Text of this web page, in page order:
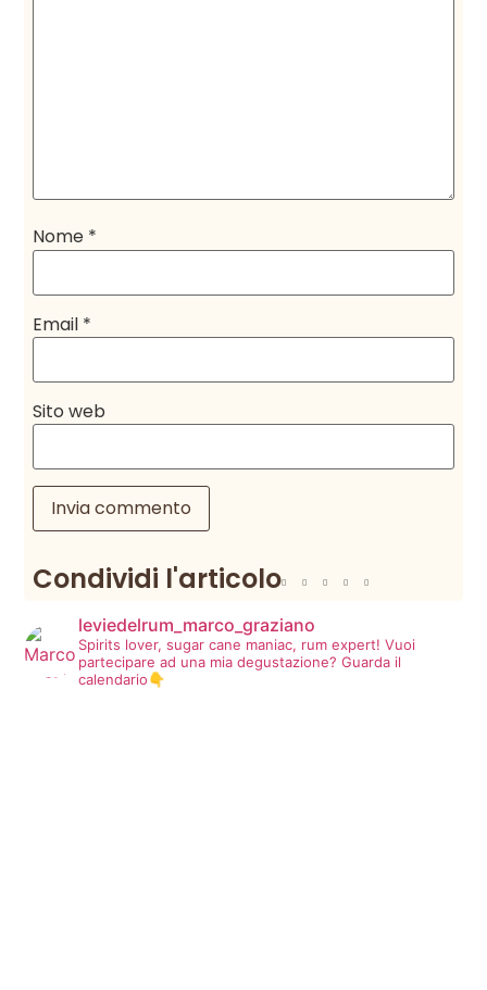
Nome *
Email *
Sito web
Condividi l'articolo
leviedelrum_marco_graziano
Spirits lover, sugar cane maniac, rum expert! Vuoi
partecipare ad una mia degustazione? Guarda il
calendario👇